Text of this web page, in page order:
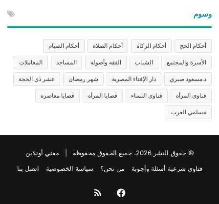
وسوم
أحكام الحج أحكام الزكاة أحكام الصلاة أحكام الصيام
الأسرة والمجتمع الشباب الفقه وأصوله المساجد المعاملات
د.مسعود صبري دار الإفتاء المصرية شهر رمضان عشر ذي الحجة
فتاوى المرأة فتاوى النساء قضايا المرأة قضايا معاصرة
مسلمي الغرب
© حقوق النشر 2026، جميع الحقوق محفوظة | مفتي أونلاين
فتاوى شرعية أسئلة وأجوبة
من نحن؟ سياسة الخصوصية اتصل بنا
فيسبوك